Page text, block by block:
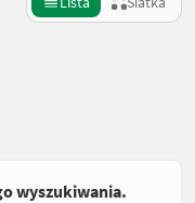
wyszukiwania.